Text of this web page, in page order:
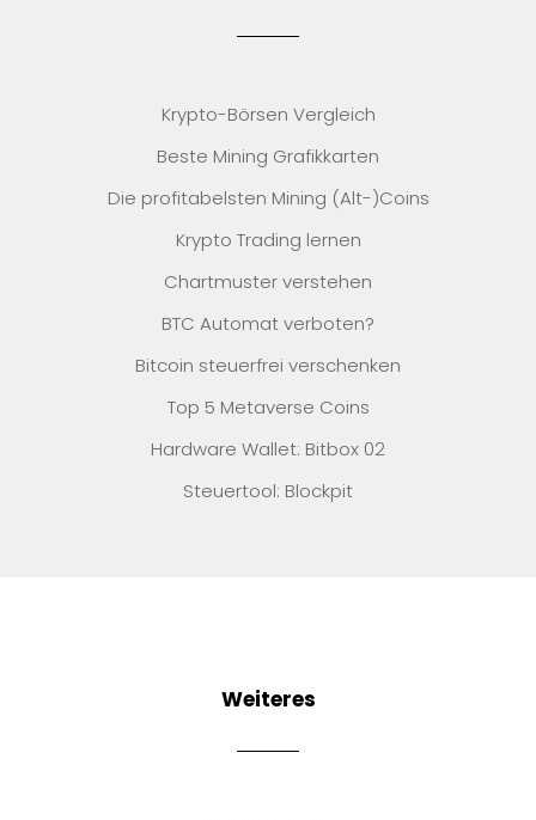
Krypto-Börsen Vergleich
Beste Mining Grafikkarten
Die profitabelsten Mining (Alt-)Coins
Krypto Trading lernen
Chartmuster verstehen
BTC Automat verboten?
Bitcoin steuerfrei verschenken
Top 5 Metaverse Coins
Hardware Wallet: Bitbox 02
Steuertool: Blockpit
Weiteres